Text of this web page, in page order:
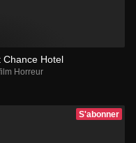
Chance Hotel
Horreur
S'abonner